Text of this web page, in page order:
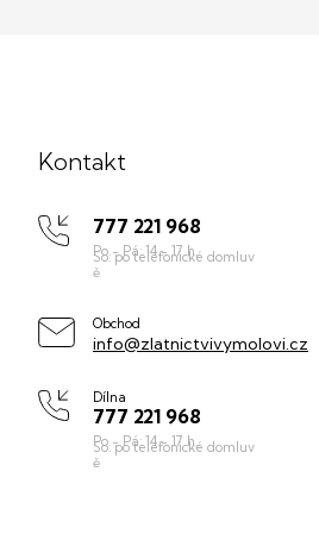
Kontakt
777 221 968
Obchod
info@zlatnictvivymolovi.cz
Dílna
777 221 968